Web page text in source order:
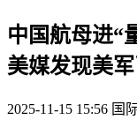
中国航母进“
美媒发现美
2025-11-15 15:56 国